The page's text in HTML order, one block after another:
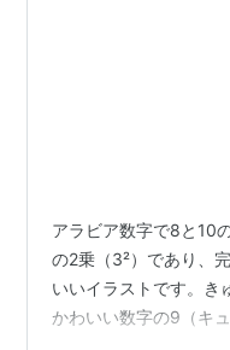
アラビア数字で8と10
の2乗（3²）であり、
いいイラストです。き
かわいい数字の9（キ